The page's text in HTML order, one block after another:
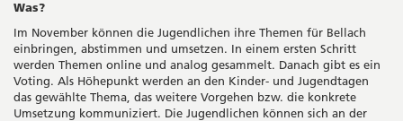
Was?
Im November können die Jugendlichen ihre Themen für Bellach
einbringen, abstimmen und umsetzen. In einem ersten Schritt
werden Themen online und analog gesammelt. Danach gibt es ein
Voting. Als Höhepunkt werden an den Kinder- und Jugendtagen
das gewählte Thema, das weitere Vorgehen bzw. die konkrete
Umsetzung kommuniziert. Die Jugendlichen können sich an der